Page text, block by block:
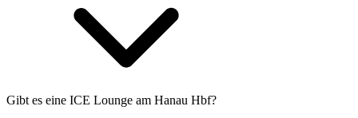
Gibt es eine ICE Lounge am Hanau Hbf?